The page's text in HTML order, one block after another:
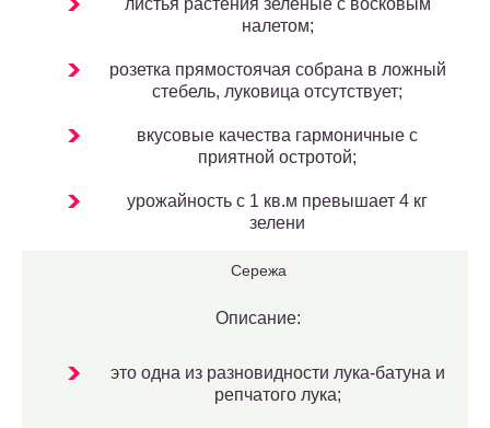
листья растения зеленые с восковым
налетом;
розетка прямостоячая собрана в ложный
стебель, луковица отсутствует;
вкусовые качества гармоничные с
приятной остротой;
урожайность с 1 кв.м превышает 4 кг
зелени
Сережа
Описание:
это одна из разновидности лука-батуна и
репчатого лука;